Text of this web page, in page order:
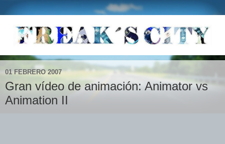
01 FEBRERO 2007
Gran vídeo de animación: Animator vs
Animation II